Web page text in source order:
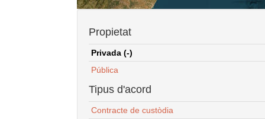
Propietat
Privada (-)
Pública
Tipus d'acord
Contracte de custòdia